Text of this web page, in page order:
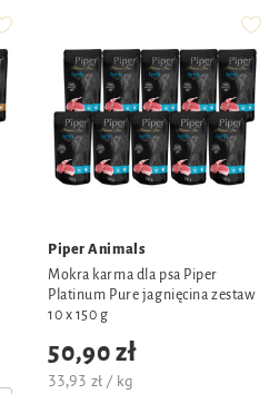
Piper Animals
Mokra karma dla psa Piper
Platinum Pure jagnięcina zestaw
10 x 150 g
50,90 zł
33,93 zł / kg